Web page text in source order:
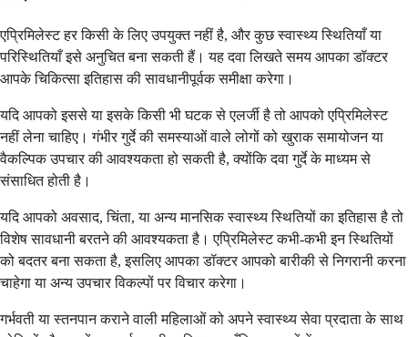
एप्रिमिलेस्ट हर किसी के लिए उपयुक्त नहीं है, और कुछ स्वास्थ्य स्थितियाँ या
परिस्थितियाँ इसे अनुचित बना सकती हैं। यह दवा लिखते समय आपका डॉक्टर
आपके चिकित्सा इतिहास की सावधानीपूर्वक समीक्षा करेगा।
यदि आपको इससे या इसके किसी भी घटक से एलर्जी है तो आपको एप्रिमिलेस्ट
नहीं लेना चाहिए। गंभीर गुर्दे की समस्याओं वाले लोगों को खुराक समायोजन या
वैकल्पिक उपचार की आवश्यकता हो सकती है, क्योंकि दवा गुर्दे के माध्यम से
संसाधित होती है।
यदि आपको अवसाद, चिंता, या अन्य मानसिक स्वास्थ्य स्थितियों का इतिहास है तो
विशेष सावधानी बरतने की आवश्यकता है। एप्रिमिलेस्ट कभी-कभी इन स्थितियों
को बदतर बना सकता है, इसलिए आपका डॉक्टर आपको बारीकी से निगरानी करना
चाहेगा या अन्य उपचार विकल्पों पर विचार करेगा।
गर्भवती या स्तनपान कराने वाली महिलाओं को अपने स्वास्थ्य सेवा प्रदाता के साथ